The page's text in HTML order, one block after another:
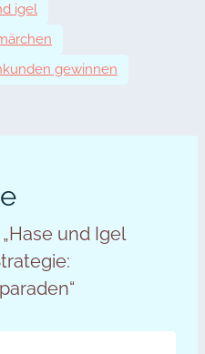
igel
gewinnen
und Igel